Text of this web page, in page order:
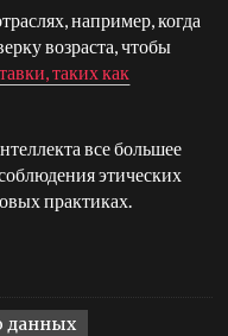
например, когда
возраста, чтобы
таких как
все большее
этических
практиках.
данных